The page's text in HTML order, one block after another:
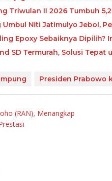
Triwulan II 2026 Tumbuh
Niti Jatimulyo Jebol,
Epoxy Sebaiknya Dipilih?
SD Termurah, Solusi
Presiden Prabowo
(RAN), Menangkap